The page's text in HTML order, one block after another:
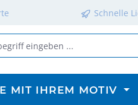
Schnelle
MIT IHREM MOTIV